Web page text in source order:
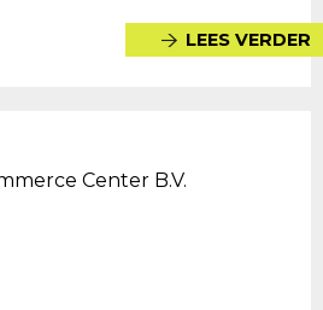
LEES VERDER
Center B.V.